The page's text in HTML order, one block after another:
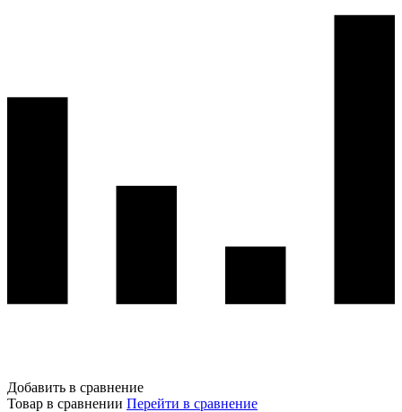
Добавить в сравнение
Товар в сравнении Перейти в сравнение